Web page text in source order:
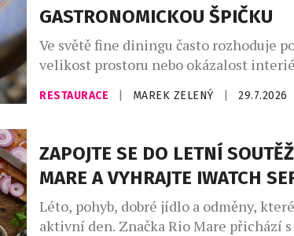
GASTRONOMICKOU ŠPIČKU
Ve světě fine diningu často rozhoduje
velikost prostoru nebo okázalost
roce 2018 v pražských Vršovicích, se
prostor pro pouhých deset hostů. Místo
servisu přišel osobní dialog. A místo
kuchyní a hostem vznikla restaurace,
RESTAURACE MAREK ZELENÝ 29.7.2026
ZAPOJTE SE DO LETNÍ
MARE A VYHRAJTE IWATCH
Léto, pohyb, dobré jídlo a odměny, které
aktivní den. Značka Rio Mare přichází s